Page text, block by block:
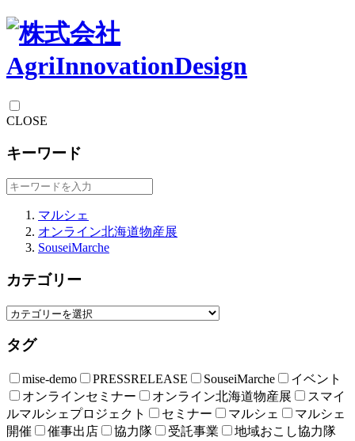
CLOSE
キーワード
マルシェ
オンライン北海道物産展
SouseiMarche
カテゴリー
タグ
mise-demo PRESSRELEASE SouseiMarche
イベント
オンラインセミナー
オンライン北海道物産展
スマイ
ルマルシェプロジェクト
セミナー マルシェ
マルシェ
開催
催事出店 協力隊 受託事業
地域おこし協力隊